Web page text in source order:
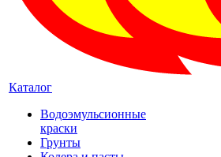
Каталог
Водоэмульсионные
краски
Грунты